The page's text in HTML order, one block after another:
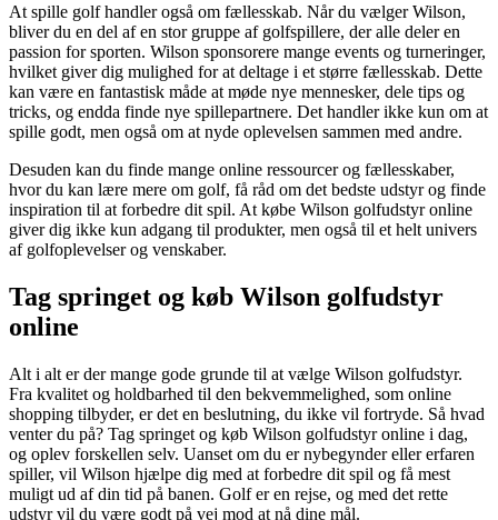
At spille golf handler også om fællesskab. Når du vælger Wilson,
bliver du en del af en stor gruppe af golfspillere, der alle deler en
passion for sporten. Wilson sponsorere mange events og turneringer,
hvilket giver dig mulighed for at deltage i et større fællesskab. Dette
kan være en fantastisk måde at møde nye mennesker, dele tips og
tricks, og endda finde nye spillepartnere. Det handler ikke kun om at
spille godt, men også om at nyde oplevelsen sammen med andre.
Desuden kan du finde mange online ressourcer og fællesskaber,
hvor du kan lære mere om golf, få råd om det bedste udstyr og finde
inspiration til at forbedre dit spil. At købe Wilson golfudstyr online
giver dig ikke kun adgang til produkter, men også til et helt univers
af golfoplevelser og venskaber.
Tag springet og køb Wilson golfudstyr
online
Alt i alt er der mange gode grunde til at vælge Wilson golfudstyr.
Fra kvalitet og holdbarhed til den bekvemmelighed, som online
shopping tilbyder, er det en beslutning, du ikke vil fortryde. Så hvad
venter du på? Tag springet og køb Wilson golfudstyr online i dag,
og oplev forskellen selv. Uanset om du er nybegynder eller erfaren
spiller, vil Wilson hjælpe dig med at forbedre dit spil og få mest
muligt ud af din tid på banen. Golf er en rejse, og med det rette
udstyr vil du være godt på vej mod at nå dine mål.